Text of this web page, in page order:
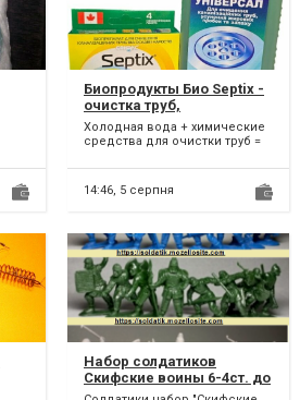
Биопродукты Био Septix -
очистка труб,
предотвращения
образования засоров
Холодная вода + химические
средства для очистки труб =
трубы. Septix. Б...
14:46, 5 серпня
Набор солдатиков
Скифские воины 6-4ст. до
н.э. 54мм, 1/32м.